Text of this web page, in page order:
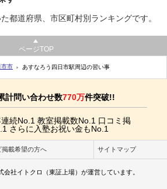
都道府県、市区町村別ランキングです。
ページTOP
市市 あすなろう四日市駅周辺の習い事
計問い合わせ数770万件突破!!
掲載希望の方へ サイトマップ
会社イトクロ（東証上場）が運営しています。